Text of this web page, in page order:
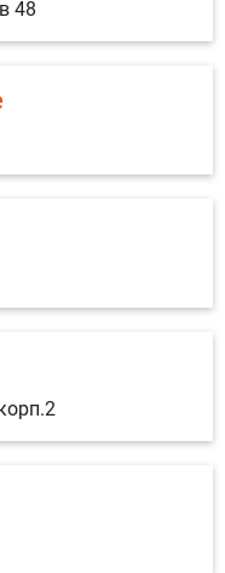
48